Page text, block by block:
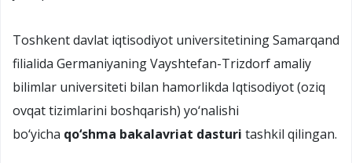
Toshkent davlat iqtisodiyot universitetining Samarqand
filialida Germaniyaning Vayshtefan-Trizdorf amaliy
bilimlar universiteti bilan hamorlikda Iqtisodiyot (oziq
ovqat tizimlarini boshqarish) yo‘nalishi
bo‘yicha qo‘shma bakalavriat dasturi tashkil qilingan.